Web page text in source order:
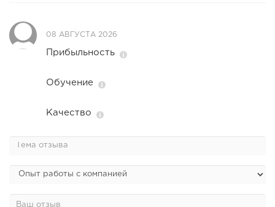
08 АВГУСТА 2026
Прибыльность
Обучение
Качество